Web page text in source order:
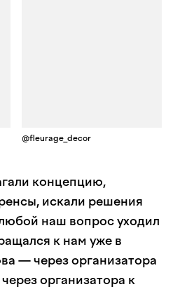
@fleurage_decor
концепцию,
искали решения
наш вопрос уходил
к нам уже в
— через организатора
организатора к